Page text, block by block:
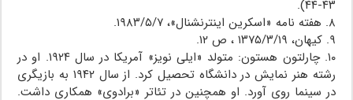
۴۳-۴۴).
۸. هفته نامه «اسکرین اینترنشنال»، ۱۹۸۳/۵/۷.
۹. کیهان، ۱۳۷۵/۳/۱۹ ، ص ۱۲.
۱۰. چارلتون هستون: متولد «ایلی نویز» آمریکا در سال ۱۹۲۴. او در
رشته هنر نمایش در دانشگاه تحصیل کرد. از سال ۱۹۴۲ به بازیگری
در سینما روی آورد. او همچنین در تئاتر «برادوی» همکاری داشت.